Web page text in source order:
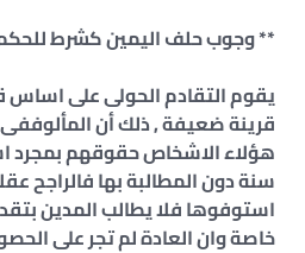
** وجوب حلف اليمين كشرط للحكم
يقوم التقادم الحولى على اساس
قرينة ضعيفة , ذلك أن
هؤلاء الاشخاص حقوقهم بمجرد
سنة دون المطالبة بها فالراجح
استوفوها فلا يطالب المدين
خاصة وان العادة لم تجر على